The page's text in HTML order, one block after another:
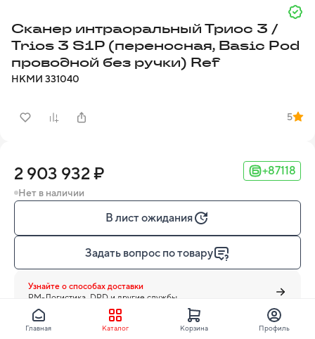
Сканер интраоральный Триос 3 /
Trios 3 S1P (переносная, Basic Pod
проводной без ручки) Ref
НКМИ 331040
5
2 903 932 ₽ +87118
Нет в наличии
В лист ожидания
Задать вопрос по товару
Узнайте о способах доставки
PM-Логистика, DPD и другие службы
Главная Каталог Корзина Профиль